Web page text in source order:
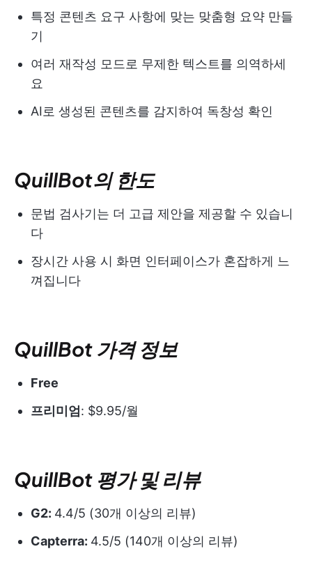
특정 콘텐츠 요구 사항에 맞는 맞춤형 요약 만들
기
여러 재작성 모드로 무제한 텍스트를 의역하세
요
AI로 생성된 콘텐츠를 감지하여 독창성 확인
QuillBot의 한도
문법 검사기는 더 고급 제안을 제공할 수 있습니
다
장시간 사용 시 화면 인터페이스가 혼잡하게 느
껴집니다
QuillBot 가격 정보
Free
프리미엄: $9.95/월
QuillBot 평가 및 리뷰
G2: 4.4/5 (30개 이상의 리뷰)
Capterra: 4.5/5 (140개 이상의 리뷰)